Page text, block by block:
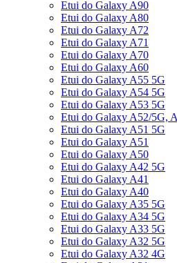
Etui do Galaxy A90
Etui do Galaxy A80
Etui do Galaxy A72
Etui do Galaxy A71
Etui do Galaxy A70
Etui do Galaxy A60
Etui do Galaxy A55 5G
Etui do Galaxy A54 5G
Etui do Galaxy A53 5G
Etui do Galaxy A52/5G,
Etui do Galaxy A51 5G
Etui do Galaxy A51
Etui do Galaxy A50
Etui do Galaxy A42 5G
Etui do Galaxy A41
Etui do Galaxy A40
Etui do Galaxy A35 5G
Etui do Galaxy A34 5G
Etui do Galaxy A33 5G
Etui do Galaxy A32 5G
Etui do Galaxy A32 4G